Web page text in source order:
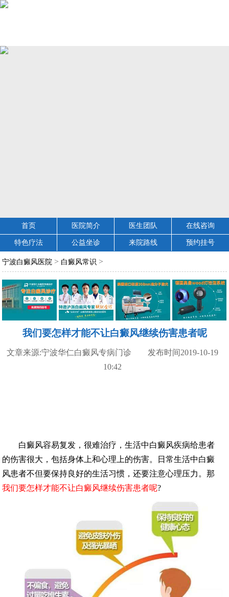
首页 医院简介 医生团队 在线咨询
特色疗法 公益坐诊 来院路线 预约挂号
宁波白癜风医院 > 白癜风常识 >
我们要怎样才能不让白癜风继续伤害患者呢
文章来源:宁波华仁白癜风专病门诊 发布时间2019-10-19
10:42
白癜风容易复发，很难治疗，生活中白癜风疾病给患者
的伤害很大，包括身体上和心理上的伤害。日常生活中白癜
风患者不但要保持良好的生活习惯，还要注意心理压力。那
我们要怎样才能不让白癜风继续伤害患者呢?